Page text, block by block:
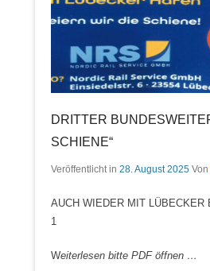
DRITTER
SCHIENE“
Veröffentlicht in 28. August 2025 Von
AUCH WIEDER MIT LÜBECKER
1
Weiterlesen bitte PDF öffnen …